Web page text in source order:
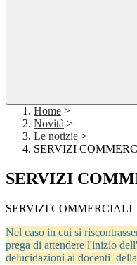
Home >
Novità >
Le notizie >
SERVIZI
SERVIZI
SERVIZI COMMERCIALI
Nel caso in cui si
prega di attendere l'inizio
delucidazioni ai docenti